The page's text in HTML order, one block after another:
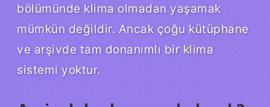
bölümünde klima olmadan yaşamak
mümkün değildir. Ancak çoğu kütüphane
ve arşivde tam donanımlı bir klima
sistemi yoktur.